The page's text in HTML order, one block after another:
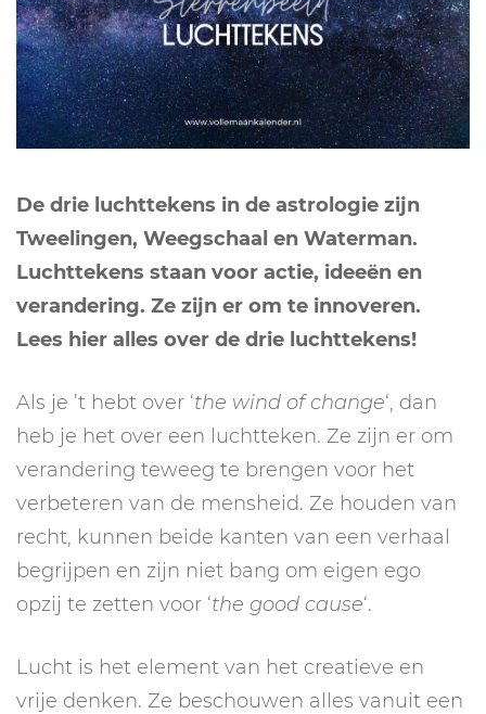
De drie luchttekens in de astrologie zijn
Tweelingen, Weegschaal en Waterman.
Luchttekens staan voor actie, ideeën en
verandering. Ze zijn er om te innoveren.
Lees hier alles over de drie luchttekens!
Als je ’t hebt over ‘the wind of change‘, dan
heb je het over een luchtteken. Ze zijn er om
verandering teweeg te brengen voor het
verbeteren van de mensheid. Ze houden van
recht, kunnen beide kanten van een verhaal
begrijpen en zijn niet bang om eigen ego
opzij te zetten voor ‘the good cause‘.
Lucht is het element van het creatieve en
vrije denken. Ze beschouwen alles vanuit een